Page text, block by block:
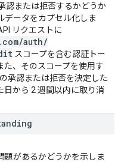
認または拒否するかどうか
データをカプセル化しま
リクエストに
. com/auth/
スコープを含む認証トー
た、そのスコープを使用す
承認または拒否を決定した
日から 2 週間以内に取り消
題があるかどうかを示しま